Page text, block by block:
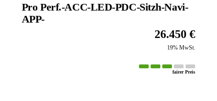
Ausbildung bei Auto Zeh
Pro Perf.-ACC-LED-PDC-Sitzh-Navi-
APP-
26.450 €
19% MwSt.
fairer Preis